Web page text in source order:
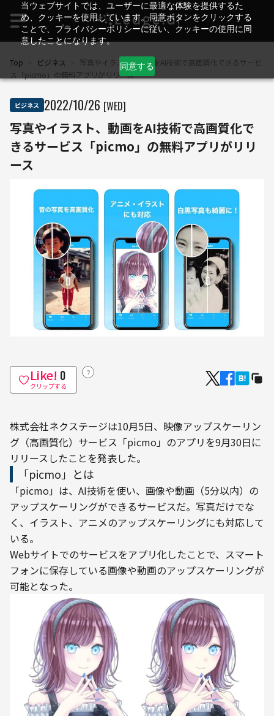
当ウェブサイトでは、ユーザーに最適な体験を提供するた
め、クッキーを使用しています。同意ボタンをクリックする
ことで、プライバシーポリシーに従い、クッキーの使用に同
意したことになります。
同意する
Top ビジネス
写真やイラスト、動画をAI技術で高画質化できるサービ
ス「picmo」の無料アプリがリリース
ビジネス 2022/10/26 [WED]
写真やイラスト、動画をAI技術で高画質化で
きるサービス「picmo」の無料アプリがリリ
ース
Like! 0
クリップする
？
株式会社ネクステージは10月5日、映像アップスケーリン
グ（高画質化）サービス「picmo」のアプリを9月30日に
リリースしたことを発表した。
「picmo」とは
「picmo」は、AI技術を使い、画像や動画（5分以内）の
アップスケーリングができるサービスだ。写真だけでな
く、イラスト、アニメのアップスケーリングにも対応して
いる。
Webサイトでのサービスをアプリ化したことで、スマート
フォンに保存している画像や動画のアップスケーリングが
可能となった。